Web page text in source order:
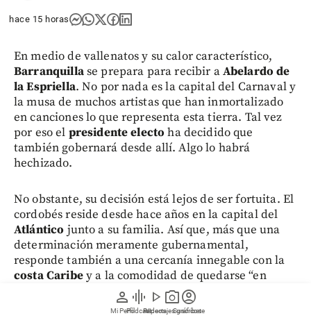
person
Mi Perfil
graphic_eq
Pódcast
play_arrow
Videos
photo_camera
Reportajes gráficos
account_circle
Suscríbete
hace 15 horas
En medio de vallenatos y su calor característico,
Barranquillase prepara para recibir aAbelardo de
la Espriella. No por nada es la capital del Carnaval y
la musa de muchos artistas que han inmortalizado
en canciones lo que representa esta tierra. Tal vez
por eso el presidente electo ha decidido que
también gobernará desde allí. Algo lo habrá
hechizado.
No obstante, su decisión está lejos de ser fortuita. El
cordobés reside desde hace años en la capital del
Atlántico junto a su familia. Así que, más que una
determinación meramente gubernamental,
responde también a una cercanía innegable con la
costa Caribey a la comodidad de quedarse “en